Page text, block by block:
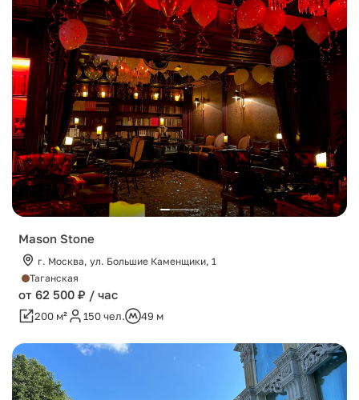
Mason Stone
г. Москва, ул. Большие Каменщики, 1
Таганская
от 62 500 ₽ / час
200 м² 150 чел. 49 м